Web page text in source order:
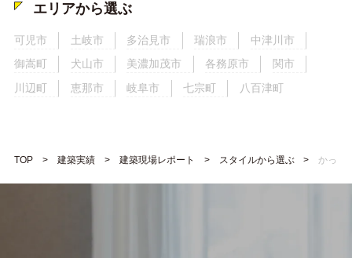
エリアから選ぶ
可児市 土岐市 多治見市 瑞浪市
中津川市
御嵩町
犬山市 美濃加茂市 各務原市
関市
川辺町
恵那市 岐阜市 七宗町 八百津町
TOP 建築実績 建築現場レポート スタイルから選ぶ かっこ